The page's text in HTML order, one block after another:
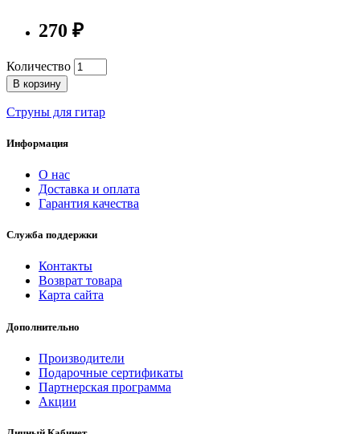
270 ₽
Количество
В корзину
Струны для гитар
Информация
О нас
Доставка и оплата
Гарантия качества
Служба поддержки
Контакты
Возврат товара
Карта сайта
Дополнительно
Производители
Подарочные сертификаты
Партнерская программа
Акции